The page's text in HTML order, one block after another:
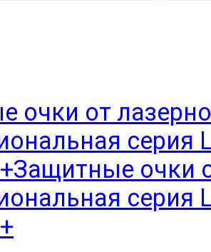
очки от
серия
Защитные очки
серия